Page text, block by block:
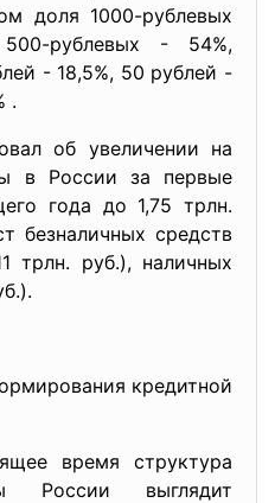
доля 1000-рублевых
рублевых - 54%,
- 18,5%, 50 рублей -
.
об увеличении на
в России за первые
года до 1,75 трлн.
безналичных средств
трлн. руб.), наличных
кредитной
структура
России выглядит